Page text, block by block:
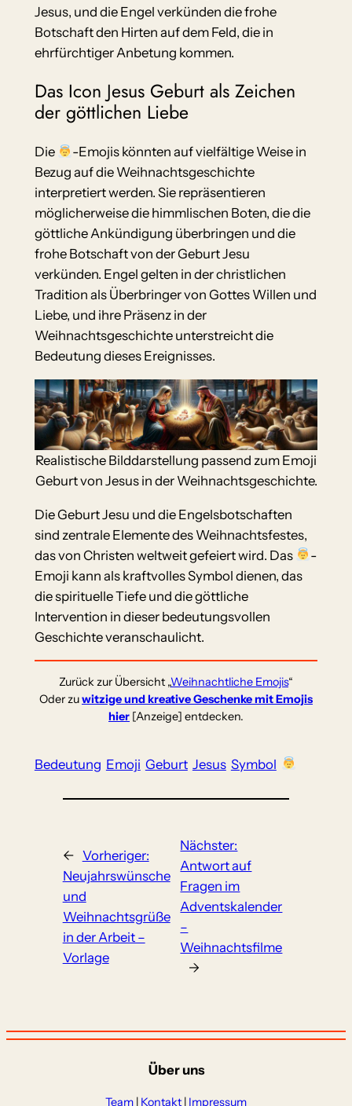
Jesus, und die Engel verkünden die frohe
Botschaft den Hirten auf dem Feld, die in
ehrfürchtiger Anbetung kommen.
Das Icon Jesus Geburt als Zeichen
der göttlichen Liebe
Die
-Emojis könnten auf vielfältige Weise in
Bezug auf die Weihnachtsgeschichte
interpretiert werden. Sie repräsentieren
möglicherweise die himmlischen Boten, die die
göttliche Ankündigung überbringen und die
frohe Botschaft von der Geburt Jesu
verkünden. Engel gelten in der christlichen
Tradition als Überbringer von Gottes Willen und
Liebe, und ihre Präsenz in der
Weihnachtsgeschichte unterstreicht die
Bedeutung dieses Ereignisses.
Realistische Bilddarstellung passend zum Emoji
Geburt von Jesus in der Weihnachtsgeschichte.
Die Geburt Jesu und die Engelsbotschaften
sind zentrale Elemente des Weihnachtsfestes,
das von Christen weltweit gefeiert wird. Das
-
Emoji kann als kraftvolles Symbol dienen, das
die spirituelle Tiefe und die göttliche
Intervention in dieser bedeutungsvollen
Geschichte veranschaulicht.
Zurück zur Übersicht „Weihnachtliche Emojis“
Oder zuwitzige und kreative Geschenke mit Emojis
hier [Anzeige] entdecken.
Bedeutung Emoji Geburt Jesus Symbol
← Vorheriger:
Neujahrswünsche
und
Weihnachtsgrüße
in der Arbeit –
Vorlage
Nächster:
Antwort auf
Fragen im
Adventskalender
–
Weihnachtsfilme
→
Über uns
Team | Kontakt | Impressum